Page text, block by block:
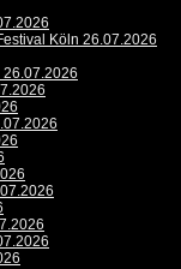
Köln 26.07.2026
26.07.2026